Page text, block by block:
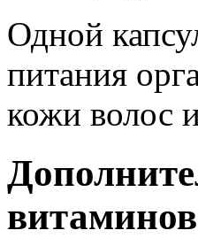
Одной
питания
кожи волос